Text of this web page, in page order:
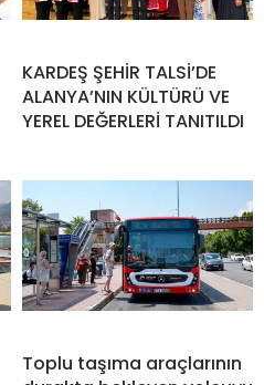
KARDEŞ ŞEHİR TALSİ’DE
ALANYA’NIN KÜLTÜRÜ VE
YEREL DEĞERLERİ TANITILDI
Toplu taşıma araçlarının